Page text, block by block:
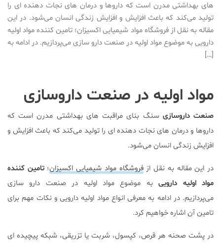
های بهداشتی مدرن است که داروها و درمان های نجات دهنده ای را
تولید می‌کند که باعث افزایش و افزایش زندگی انسان می‌شود. در این
مقاله به نقل از فروشگاه مواد شیمیایی اکسیزان؛ تامین کننده مواد اولیه
دارویی به موضوع مواد اولیه در صنعت دارو سازی می‌پردازیم. در ادامه به
[…]
مواد اولیه در صنعت داروسازی
صنعت داروسازی سنگ بنای مراقبت های بهداشتی مدرن است که
داروها و درمان های نجات دهنده ای را تولید می‌کند که باعث افزایش و
افزایش زندگی انسان می‌شود.
در این مقاله به نقل ازفروشگاه مواد شیمیایی اکسیزان؛تامین کننده
مواد اولیه داروییبه موضوع مواد اولیه در صنعت دارو سازی
می‌پردازیم. در ادامه به معرفی انواع مواد اولیه دارویی و نکات مهم برای
تامین آن اشاره خواهیم کرد.
در پشت صحنه هر قرص، کپسول، شربت یا تزریقی، شبکه پیچیده ای